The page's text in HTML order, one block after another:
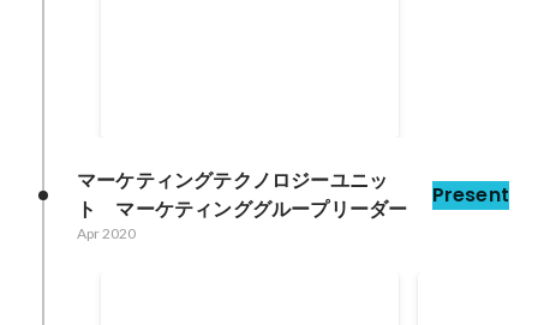
マーケティングテクノロジーユニッ
ト　マーケティンググループリーダー
Present
Apr 2020